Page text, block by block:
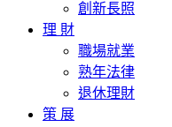
創新長照
理 財
職場就業
熟年法律
退休理財
策 展